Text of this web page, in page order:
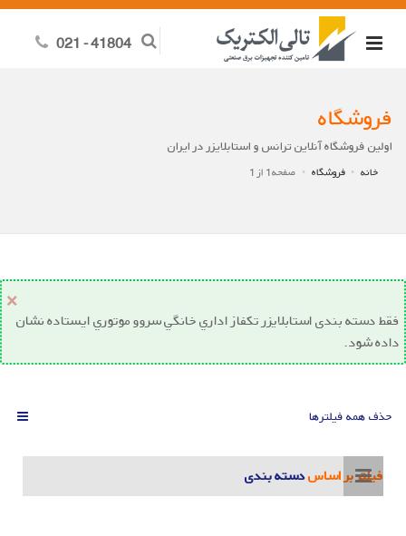
41804 - 021
فروشگاه
اولین فروشگاه آنلاین ترانس و استابلایزر در ایران
خانه فروشگاه صفحه1 از 1
×
فقط دسته بندی استابلايزر تکفاز اداري خانگي سروو موتوري ايستاده نشان
داده شود.
حذف همه فیلترها
فیلتر بر اساسدسته بندی